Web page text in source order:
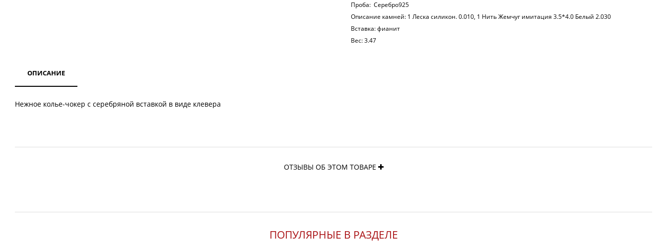
Проба: Серебро925
Описание камней: 1 Леска силикон. 0.010, 1 Нить Жемчуг имитация 3.5*4.0 Белый 2.030
Вставка:фианит
Вес:3.47
ОПИСАНИЕ
Нежное колье-чокер с серебряной вставкой в виде клевера
ОТЗЫВЫ ОБ ЭТОМ ТОВАРЕ
ПОПУЛЯРНЫЕ В РАЗДЕЛЕ